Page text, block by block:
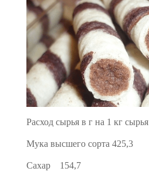
Расход сырья в г на 1 кг сырья
Мука высшего сорта 425,3
Сахар 154,7